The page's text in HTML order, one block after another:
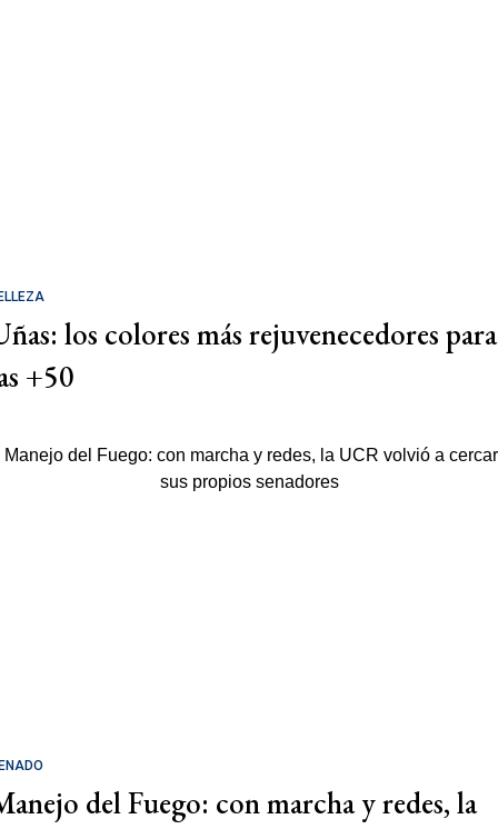
los colores más rejuvenecedores para
+50
del Fuego: con marcha y redes, la